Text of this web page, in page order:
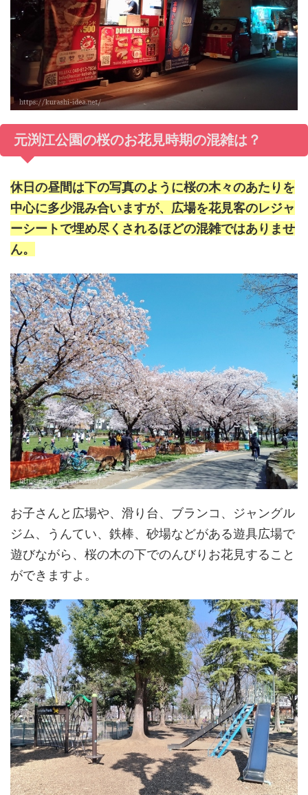
元渕江公園の桜のお花見時期の混雑は？
休日の昼間は下の写真のように桜の木々のあたりを
中心に多少混み合いますが、広場を花見客のレジャ
ーシートで埋め尽くされるほどの混雑ではありませ
ん。
お子さんと広場や、滑り台、ブランコ、ジャングル
ジム、うんてい、鉄棒、砂場などがある遊具広場で
遊びながら、桜の木の下でのんびりお花見すること
ができますよ。